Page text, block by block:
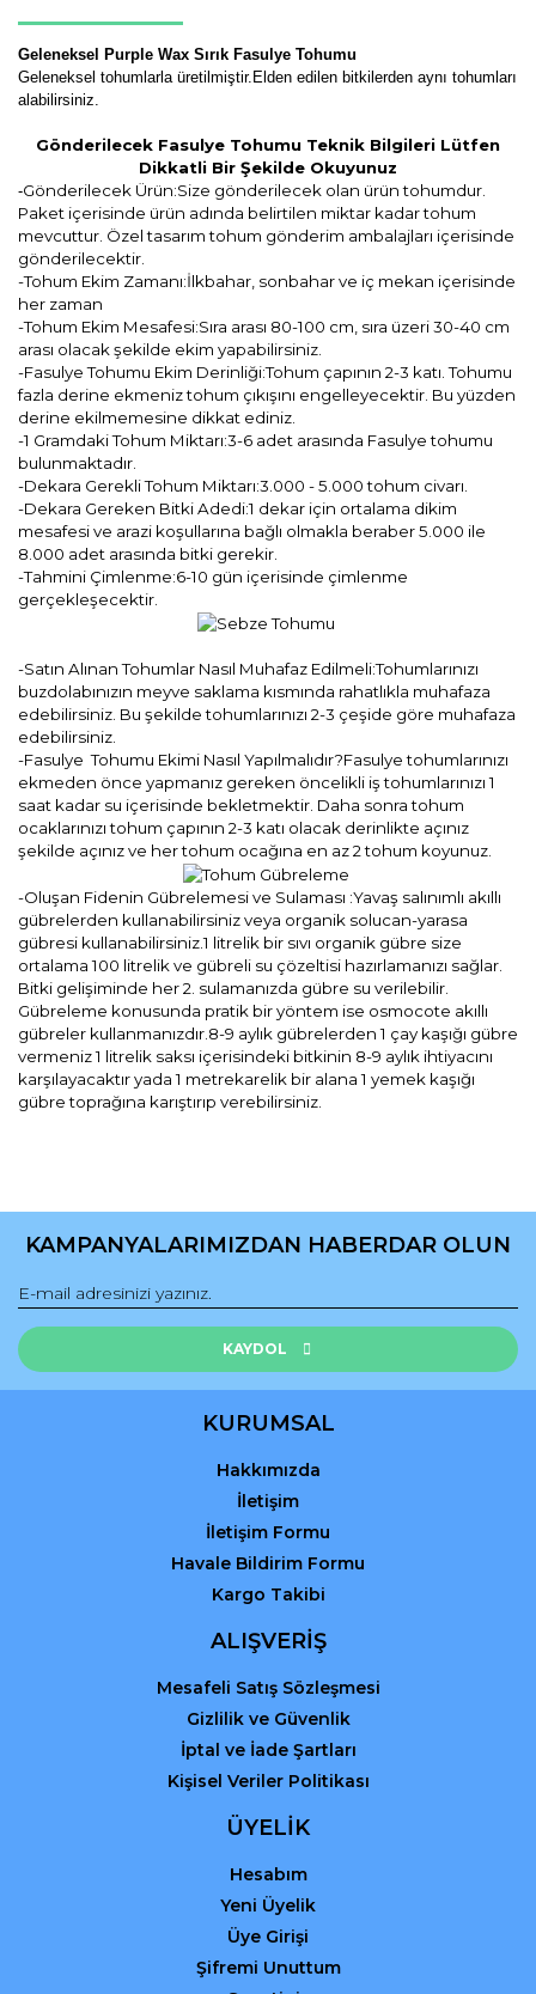
Geleneksel Purple Wax Sırık Fasulye Tohumu
Geleneksel tohumlarla üretilmiştir.Elden edilen bitkilerden aynı tohumları
alabilirsiniz.
Gönderilecek Fasulye Tohumu Teknik Bilgileri Lütfen
Dikkatli Bir Şekilde Okuyunuz
-Gönderilecek Ürün:Size gönderilecek olan ürün tohumdur.
Paket içerisinde ürün adında belirtilen miktar kadar tohum
mevcuttur. Özel tasarım tohum gönderim ambalajları içerisinde
gönderilecektir.
-Tohum Ekim Zamanı:İlkbahar, sonbahar ve iç mekan içerisinde
her zaman
-Tohum Ekim Mesafesi:Sıra arası 80-100 cm, sıra üzeri 30-40 cm
arası olacak şekilde ekim yapabilirsiniz.
-Fasulye Tohumu Ekim Derinliği:Tohum çapının 2-3 katı. Tohumu
fazla derine ekmeniz tohum çıkışını engelleyecektir. Bu yüzden
derine ekilmemesine dikkat ediniz.
-1 Gramdaki Tohum Miktarı:3-6 adet arasında Fasulye tohumu
bulunmaktadır.
-Dekara Gerekli Tohum Miktarı:3.000 - 5.000 tohum civarı.
-Dekara Gereken Bitki Adedi:1 dekar için ortalama dikim
mesafesi ve arazi koşullarına bağlı olmakla beraber 5.000 ile
8.000 adet arasında bitki gerekir.
-Tahmini Çimlenme:6-10 gün içerisinde çimlenme
gerçekleşecektir.
-Satın Alınan Tohumlar Nasıl Muhafaz Edilmeli:Tohumlarınızı
buzdolabınızın meyve saklama kısmında rahatlıkla muhafaza
edebilirsiniz. Bu şekilde tohumlarınızı 2-3 çeşide göre muhafaza
edebilirsiniz.
-Fasulye Tohumu Ekimi Nasıl Yapılmalıdır?Fasulye tohumlarınızı
ekmeden önce yapmanız gereken öncelikli iş tohumlarınızı 1
saat kadar su içerisinde bekletmektir. Daha sonra tohum
ocaklarınızı tohum çapının 2-3 katı olacak derinlikte açınız
şekilde açınız ve her tohum ocağına en az 2 tohum koyunuz.
-Oluşan Fidenin Gübrelemesi ve Sulaması :Yavaş salınımlı akıllı
gübrelerden kullanabilirsiniz veya organik solucan-yarasa
gübresi kullanabilirsiniz.1 litrelik bir sıvı organik gübre size
ortalama 100 litrelik ve gübreli su çözeltisi hazırlamanızı sağlar.
Bitki gelişiminde her 2. sulamanızda gübre su verilebilir.
Gübreleme konusunda pratik bir yöntem ise osmocote akıllı
gübreler kullanmanızdır.8-9 aylık gübrelerden 1 çay kaşığı gübre
vermeniz 1 litrelik saksı içerisindeki bitkinin 8-9 aylık ihtiyacını
karşılayacaktır yada 1 metrekarelik bir alana 1 yemek kaşığı
gübre toprağına karıştırıp verebilirsiniz.
konularda yetersiz gördüğünüz noktaları öneri formunu
Görüş ve önerileriniz için teşekkür ederiz.
Ürün resmi kalitesiz, bozuk veya görüntülenemiyor.
Ürün açıklamasında eksik bilgiler bulunuyor.
Ürün fiyatı diğer sitelerden daha pahalı.
Gönder
KAMPANYALARIMIZDAN HABERDAR OLUN
KAYDOL
KURUMSAL
Hakkımızda
İletişim
İletişim Formu
Havale Bildirim Formu
Kargo Takibi
ALIŞVERİŞ
Mesafeli Satış Sözleşmesi
Gizlilik ve Güvenlik
İptal ve İade Şartları
Kişisel Veriler Politikası
ÜYELİK
Hesabım
Yeni Üyelik
Üye Girişi
Şifremi Unuttum